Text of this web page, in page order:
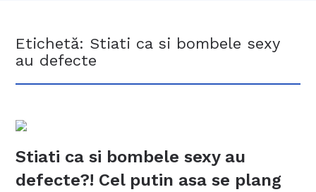
Etichetă: Stiati ca si bombele sexy
au defecte
Stiati ca si bombele sexy au
defecte?! Cel putin asa se plang